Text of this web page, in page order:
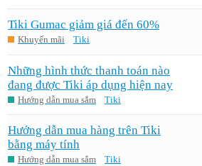
Tiki Gumac giảm giá đến 60%
Khuyến mãi Tiki
Những hình thức thanh toán nào
đang được Tiki áp dụng hiện nay
Hướng dẫn mua sắm Tiki
Hướng dẫn mua hàng trên Tiki
bằng máy tính
Hướng dẫn mua sắm Tiki